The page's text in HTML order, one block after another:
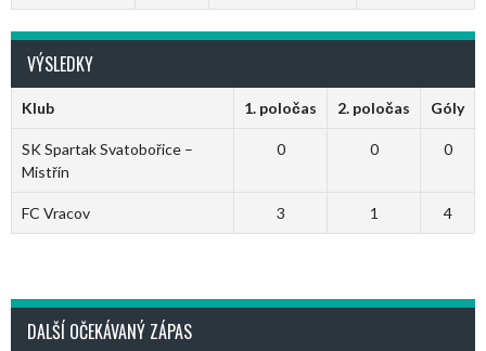
VÝSLEDKY
Klub 1. poločas 2. poločas Góly
SK Spartak Svatobořice –
Mistřín
0 0 0
FC Vracov 3 1 4
DALŠÍ OČEKÁVANÝ ZÁPAS